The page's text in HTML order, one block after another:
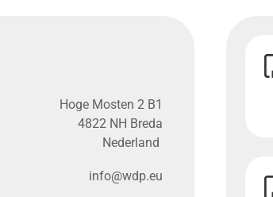
Hoge Mosten 2 B1
4822 NH Breda
Nederland
info@​wdp.​eu